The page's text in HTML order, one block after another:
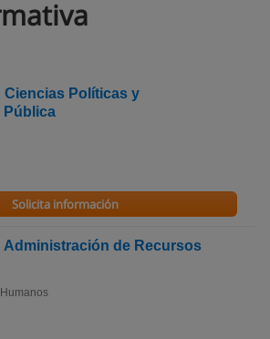
Ciencias Políticas y
Pública
Solicita información
Administración de Recursos